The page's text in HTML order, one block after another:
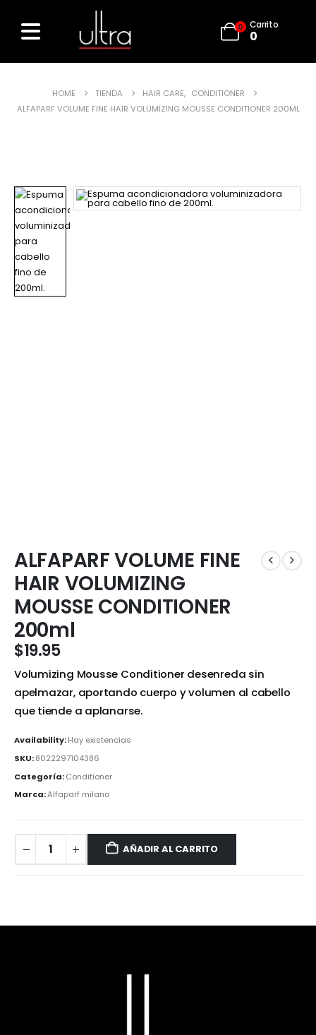
0 Carrito
0
HOME TIENDA HAIR CARE, CONDITIONER
ALFAPARF VOLUME FINE HAIR VOLUMIZING MOUSSE CONDITIONER 200ML
ALFAPARF VOLUME FINE
HAIR VOLUMIZING
MOUSSE CONDITIONER
200ml
$19.95
Volumizing Mousse Conditioner desenreda sin
apelmazar, aportando cuerpo y volumen al cabello
que tiende a aplanarse.
Availability:Hay existencias
SKU:8022297104386
Categoría:Conditioner
Marca:Alfaparf milano
AÑADIR AL CARRITO